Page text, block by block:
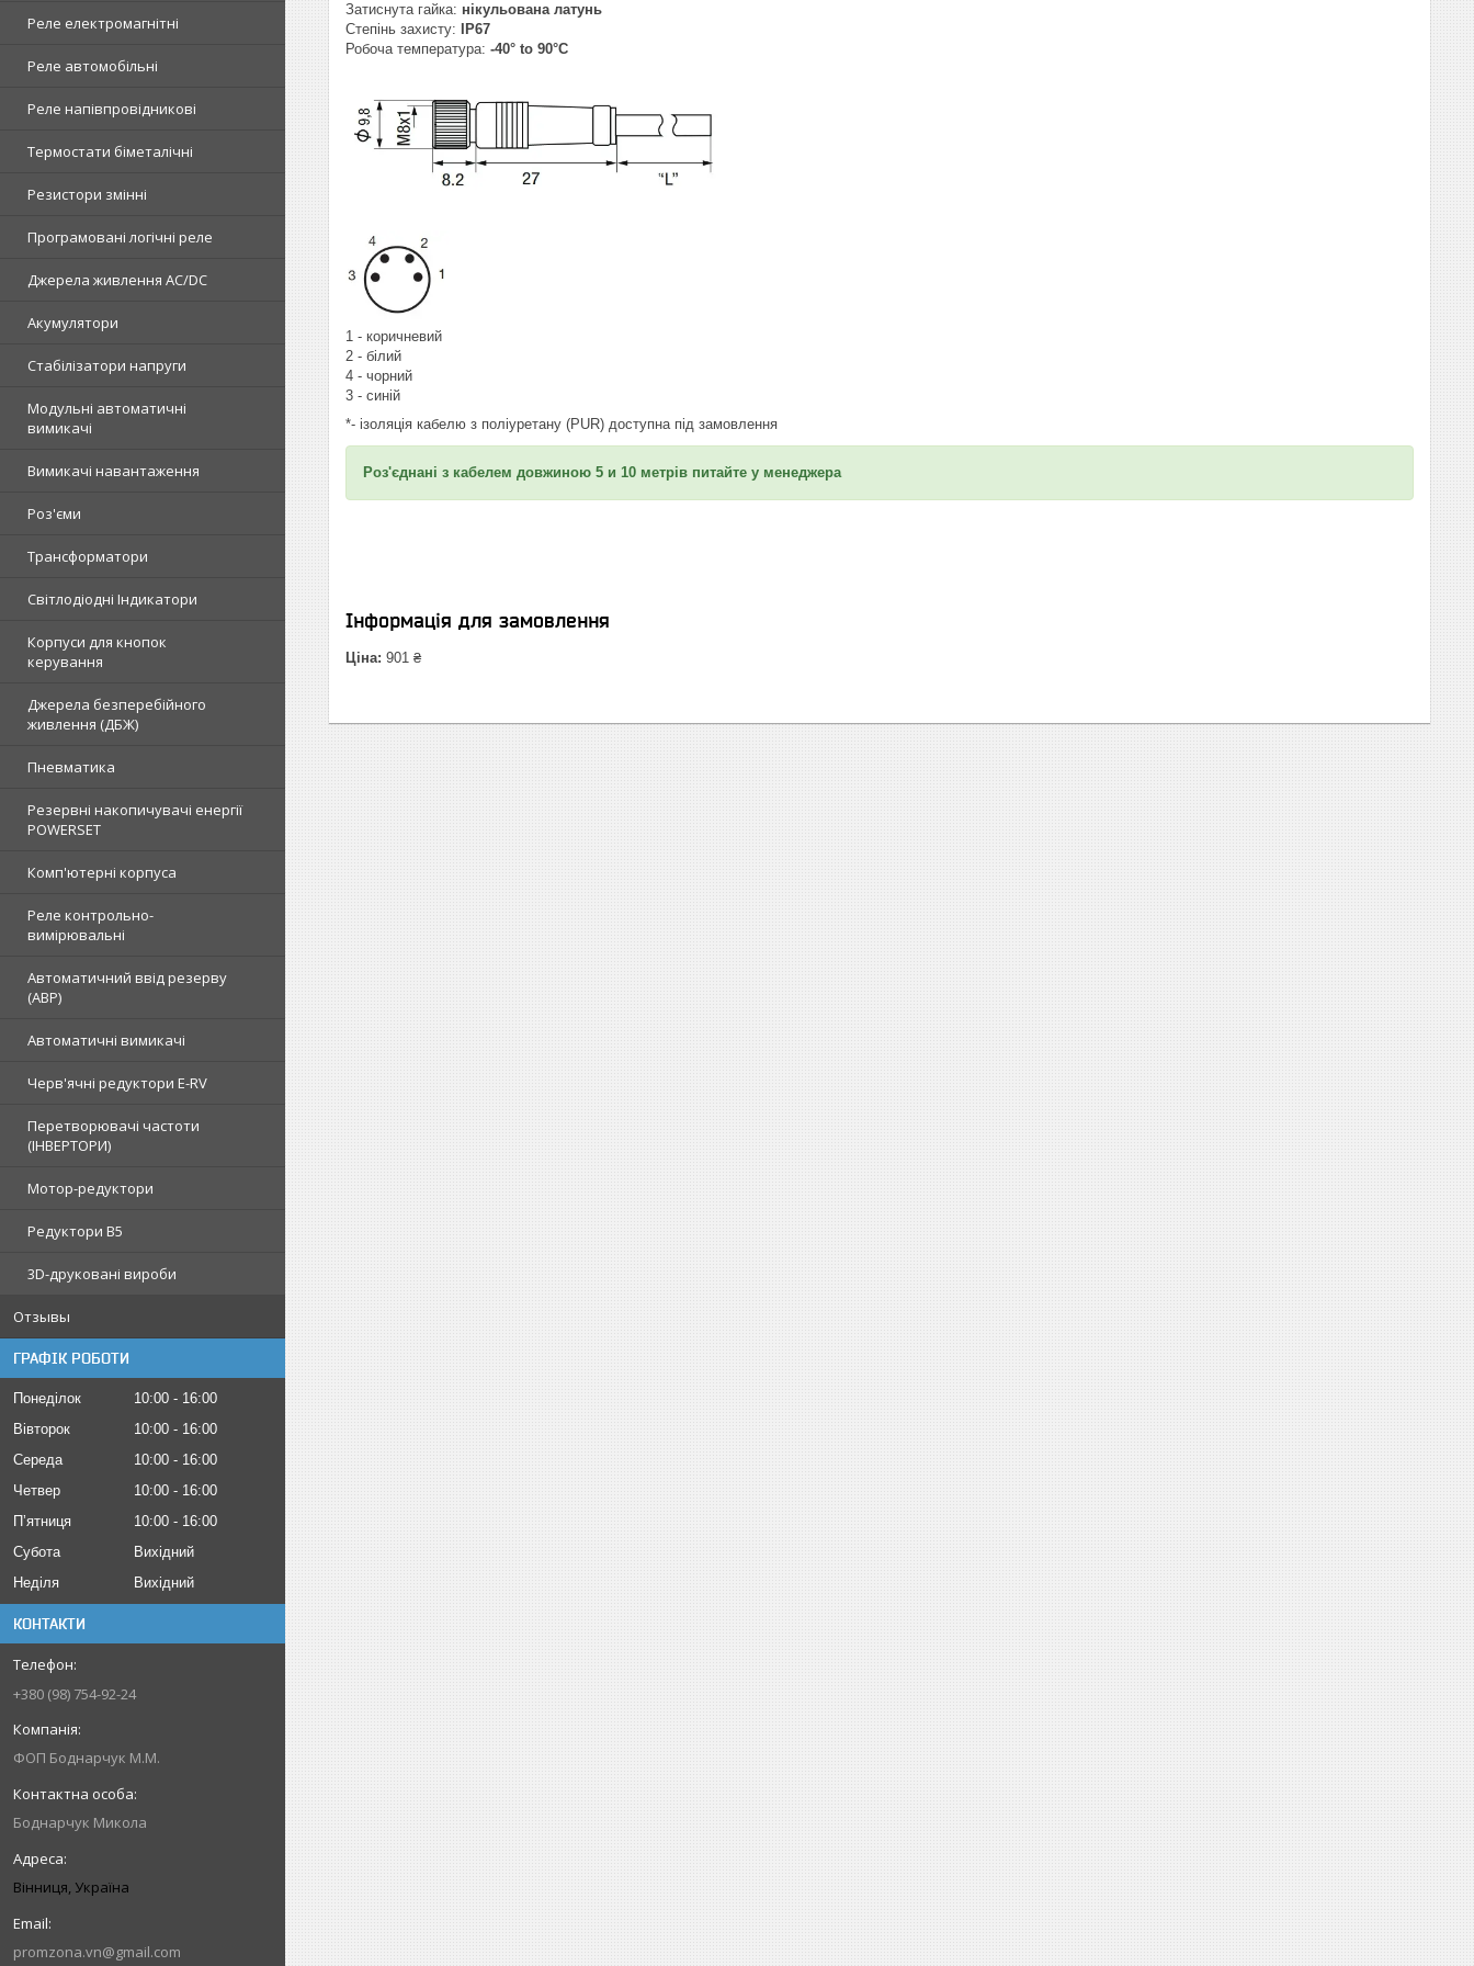
Реле електромагнітні
Реле автомобільні
Реле напівпровідникові
Термостати біметалічні
Резистори змінні
Програмовані логічні реле
Джерела живлення AC/DC
Акумулятори
Стабілізатори напруги
Модульні автоматичні
вимикачі
Вимикачі навантаження
Роз'єми
Трансформатори
Світлодіодні Індикатори
Корпуси для кнопок
керування
Джерела безперебійного
живлення (ДБЖ)
Пневматика
Резервні накопичувачі енергії
POWERSET
Комп'ютерні корпуса
Реле контрольно-
вимірювальні
Автоматичний ввід резерву
(АВР)
Автоматичні вимикачі
Черв'ячні редуктори E-RV
Перетворювачі частоти
(ІНВЕРТОРИ)
Мотор-редуктори
Редуктори B5
3D-друковані вироби
Отзывы
ГРАФІК РОБОТИ
Понеділок 10:00
16:00
Вівторок
10:00
16:00
Середа
10:00
16:00
Четвер
10:00
16:00
Пʼятниця
10:00
16:00
Субота
Вихідний
Неділя
Вихідний
КОНТАКТИ
+380 (98) 754-92-24
ФОП Боднарчук М.М.
Боднарчук Микола
Вінниця, Україна
promzona.vn@gmail.com
Затиснута гайка: нікульована латунь
Степінь захисту:
IP67
Робоча температура: -40° to 90°C
1 - коричневий
2 - білий
4 - чорний
3 - синій
*- ізоляція кабелю з поліуретану (PUR) доступна під замовлення
Роз'єднані з кабелем довжиною 5 и 10 метрів питайте у менеджера
Інформація для замовлення
Ціна: 901 ₴